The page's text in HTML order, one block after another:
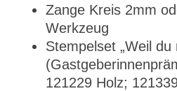
Zange Kreis 2mm
Werkzeug
Stempelset „Weil du
121229 Holz;